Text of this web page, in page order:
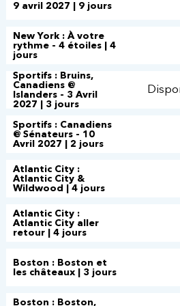
9 avril 2027 | 9 jours
New York : À votre
rythme - 4 étoiles | 4
jours
Sportifs : Bruins,
Canadiens @
Islanders - 3 Avril
2027 | 3 jours
Sportifs : Canadiens
@ Sénateurs - 10
Avril 2027 | 2 jours
Atlantic City :
Atlantic City &
Wildwood | 4 jours
Atlantic City :
Atlantic City aller
retour | 4 jours
Boston : Boston et
les châteaux | 3 jours
Boston : Boston,